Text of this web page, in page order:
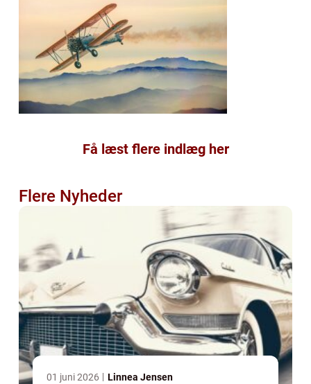
Få læst flere indlæg her
Flere Nyheder
01 juni 2026 Linnea Jensen